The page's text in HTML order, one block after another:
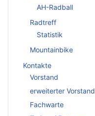
AH-Radball
Radtreff
Statistik
Mountainbike
Kontakte
Vorstand
erweiterter Vorstand
Fachwarte